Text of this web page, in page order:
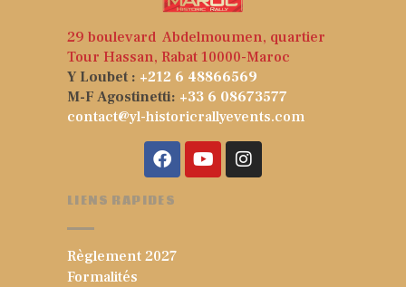
29 boulevard Abdelmoumen, quartier
Tour Hassan, Rabat 10000-Maroc
Y Loubet : +212 6 48866569
M-F Agostinetti: +33 6 08673577
contact@yl-historicrallyevents.com
LIENS RAPIDES
Règlement 2027
Formalités